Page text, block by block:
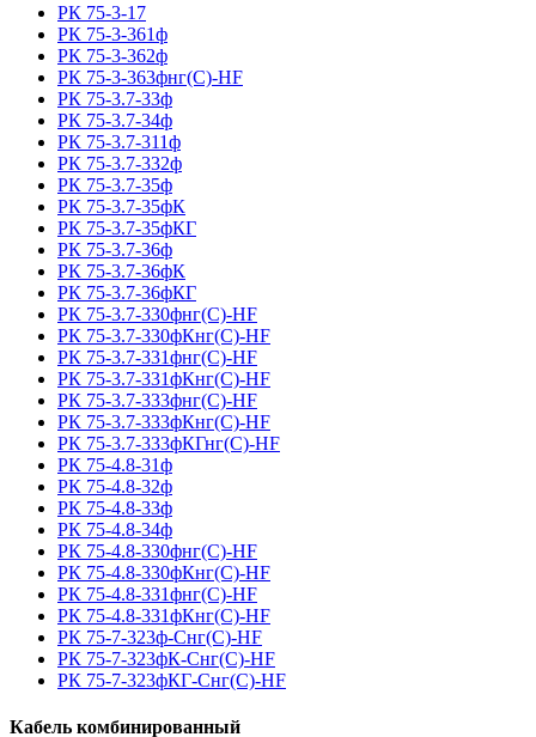
РК 75-3-17
РК 75-3-361ф
РК 75-3-362ф
РК 75-3-363фнг(С)-HF
РК 75-3.7-33ф
РК 75-3.7-34ф
РК 75-3.7-311ф
РК 75-3.7-332ф
РК 75-3.7-35ф
РК 75-3.7-35фК
РК 75-3.7-35фКГ
РК 75-3.7-36ф
РК 75-3.7-36фК
РК 75-3.7-36фКГ
РК 75-3.7-330фнг(С)-HF
РК 75-3.7-330фКнг(С)-HF
РК 75-3.7-331фнг(С)-HF
РК 75-3.7-331фКнг(С)-HF
РК 75-3.7-333фнг(С)-HF
РК 75-3.7-333фКнг(С)-HF
РК 75-3.7-333фКГнг(С)-HF
РК 75-4.8-31ф
РК 75-4.8-32ф
РК 75-4.8-33ф
РК 75-4.8-34ф
РК 75-4.8-330фнг(С)-HF
РК 75-4.8-330фКнг(С)-HF
РК 75-4.8-331фнг(С)-HF
РК 75-4.8-331фКнг(С)-HF
РК 75-7-323ф-Снг(С)-HF
РК 75-7-323фК-Снг(С)-HF
РК 75-7-323фКГ-Снг(С)-HF
Кабель комбинированный